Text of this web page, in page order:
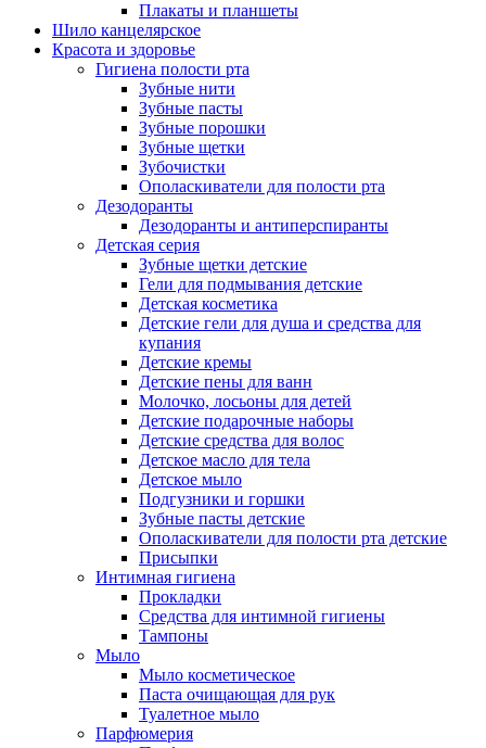
Плакаты и планшеты
Шило канцелярское
Красота и здоровье
Гигиена полости рта
Зубные нити
Зубные пасты
Зубные порошки
Зубные щетки
Зубочистки
Ополаскиватели для полости рта
Дезодоранты
Дезодоранты и антиперспиранты
Детская серия
Зубные щетки детские
Гели для подмывания детские
Детская косметика
Детские гели для душа и средства для
купания
Детские кремы
Детские пены для ванн
Молочко, лосьоны для детей
Детские подарочные наборы
Детские средства для волос
Детское масло для тела
Детское мыло
Подгузники и горшки
Зубные пасты детские
Ополаскиватели для полости рта детские
Присыпки
Интимная гигиена
Прокладки
Средства для интимной гигиены
Тампоны
Мыло
Мыло косметическое
Паста очищающая для рук
Туалетное мыло
Парфюмерия